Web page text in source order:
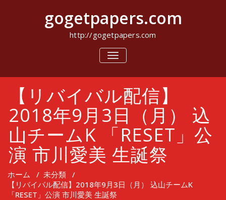
キ
gogetpapers.com
http://gogetpapers.com
ナ
ビ
シ
ョ
ン
を
切
え
【リバイバル配信】
2018年9月3日（月） 込
山チームK 「RESET」公
演 市川愛美 生誕祭
ホーム / 未分類 /
【リバイバル配信】2018年9月3日（月） 込山チームK
「RESET」公演 市川愛美 生誕祭